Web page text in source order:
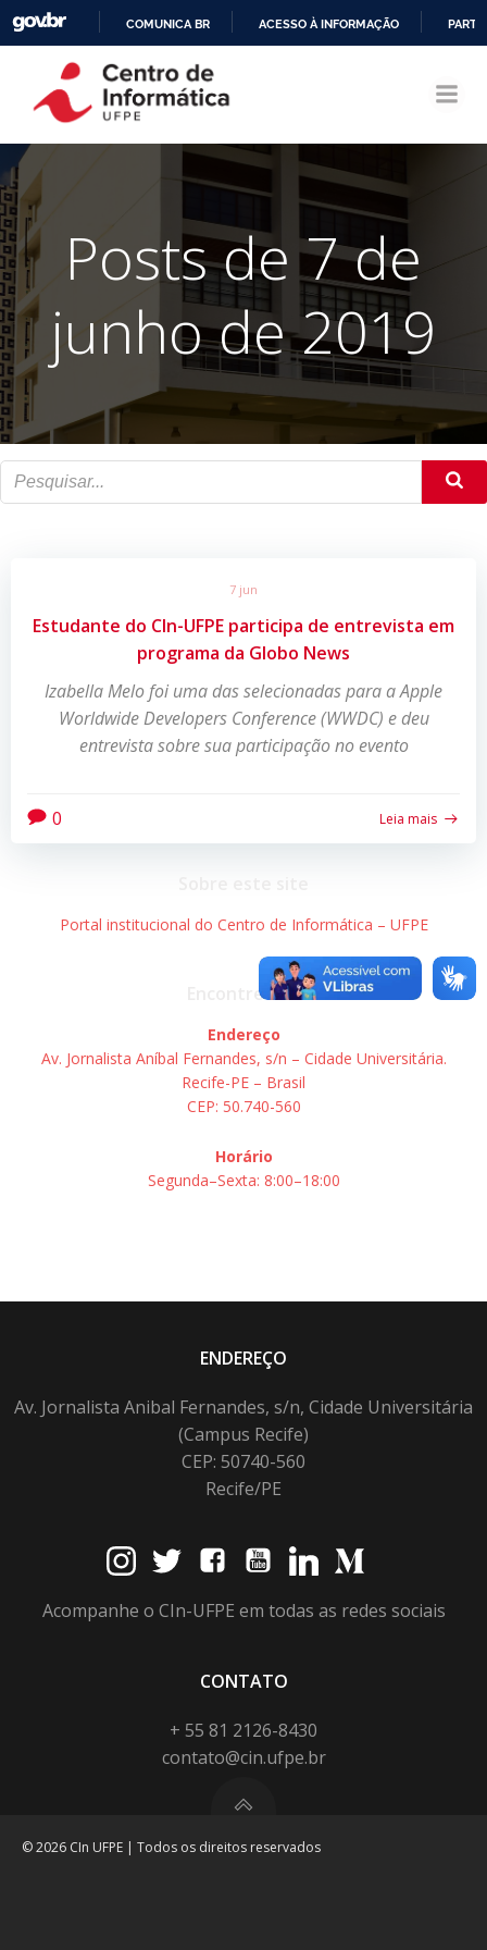
CONTEÚDO
COMUNICA BR ACESSO À INFORMAÇÃO
Posts de 7 de
junho de 2019
7 jun
Estudante do CIn-UFPE participa de entrevista em
programa da Globo News
Izabella Melo foi uma das selecionadas para a Apple
Worldwide Developers Conference (WWDC) e deu
entrevista sobre sua participação no evento
0 Leia mais
Portal institucional do Centro de Informática – UFPE
Encontre-nos
Endereço
Av. Jornalista Aníbal Fernandes, s/n – Cidade Universitária.
Recife-PE – Brasil
CEP: 50.740-560
Horário
Segunda–Sexta: 8:00–18:00
ENDEREÇO
Av. Jornalista Anibal Fernandes, s/n, Cidade Universitária
(Campus Recife)
CEP: 50740-560
Recife/PE
Acompanhe o CIn-UFPE em todas as redes sociais
CONTATO
+ 55 81 2126-8430
contato@cin.ufpe.br
© 2026 CIn UFPE | Todos os direitos reservados